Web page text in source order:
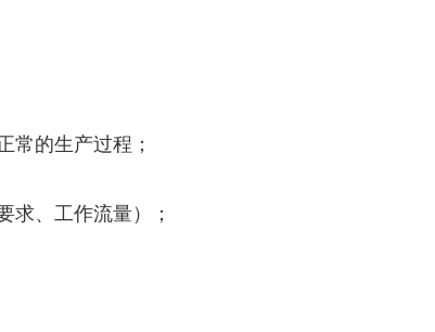
常的生产过程；
求、工作流量）；